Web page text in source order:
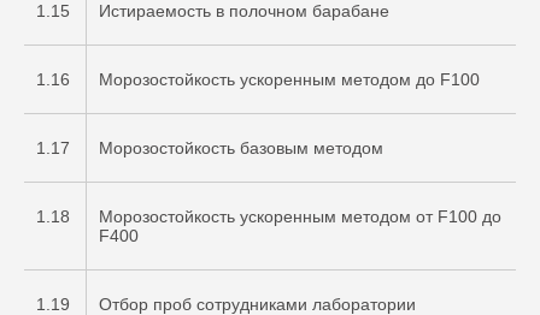
1.15 Истираемость в полочном барабане
1.16 Морозостойкость ускоренным методом до F100
1.17 Морозостойкость базовым методом
1.18
Морозостойкость ускоренным методом от F100 до
F400
1.19 Отбор проб сотрудниками лаборатории